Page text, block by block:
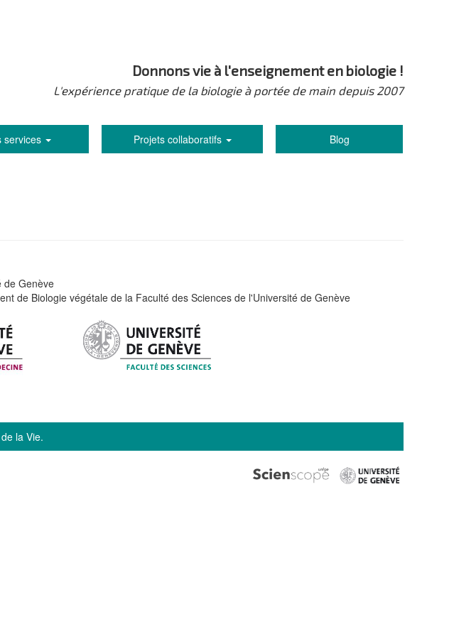
Donnons vie à l'enseignement en biologie !
L'expérience pratique de la biologie à portée de main depuis 2007
services Projets collaboratifs Blog
de Genève
de Biologie végétale de la Faculté des Sciences de l'Université de Genève
la Vie.